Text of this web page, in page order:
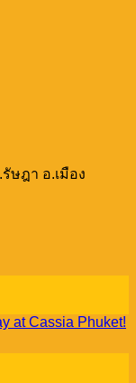
ษฎา อ.เมือง
at Cassia Phuket!